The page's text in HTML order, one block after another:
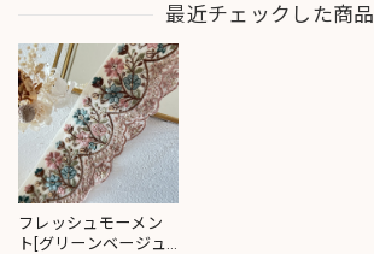
最近チェックした商品
フレッシュモーメン
ト[グリーンベージュ]